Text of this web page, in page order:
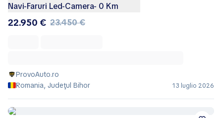
Navi-Faruri Led-Camera- 0 Km
22.950 € 23.450 €
ProvoAuto.ro
Romania, Judeţul Bihor
13 luglio 2026